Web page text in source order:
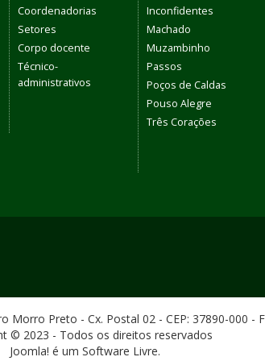
Coordenadorias
Setores
Corpo docente
Técnico-
administrativos
Inconfidentes
Machado
Muzambinho
Passos
Poços de Caldas
Pouso Alegre
Três Corações
Morro Preto - Cx. Postal 02 - CEP: 37890-000 -
© 2023 - Todos os direitos reservados
Joomla! é um Software Livre.